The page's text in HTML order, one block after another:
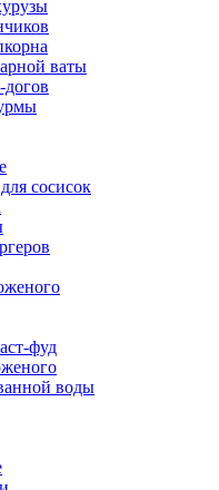
ваты
сосисок
фуд
воды